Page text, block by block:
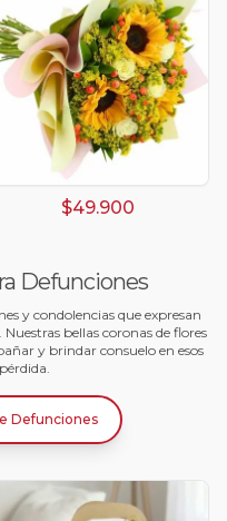
$49.900
Defunciones
y condolencias que expresan
bellas coronas de flores
y brindar consuelo en esos
Defunciones